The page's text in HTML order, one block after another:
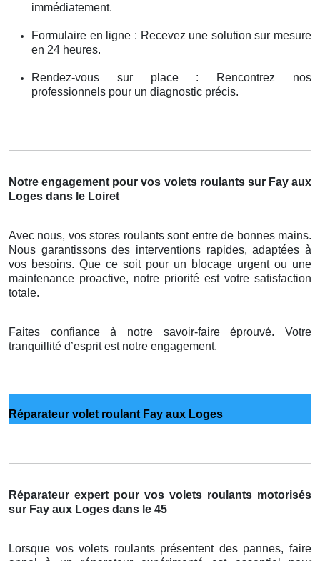
immédiatement.
Formulaire en ligne : Recevez une solution sur mesure
en 24 heures.
Rendez-vous sur place : Rencontrez nos
professionnels pour un diagnostic précis.
Notre engagement pour vos volets roulants sur Fay aux
Loges dans le Loiret
Avec nous, vos stores roulants sont entre de bonnes mains.
Nous garantissons des interventions rapides, adaptées à
vos besoins. Que ce soit pour un blocage urgent ou une
maintenance proactive, notre priorité est votre satisfaction
totale.
Faites confiance à notre savoir-faire éprouvé. Votre
tranquillité d’esprit est notre engagement.
Réparateur volet roulant Fay aux Loges
Réparateur expert pour vos volets roulants motorisés
sur Fay aux Loges dans le 45
Lorsque vos volets roulants présentent des pannes, faire